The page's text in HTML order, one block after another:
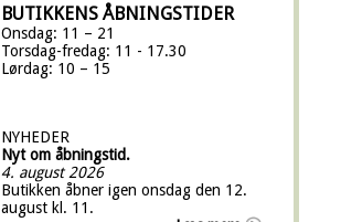
BUTIKKENS ÅBNINGSTIDER
Onsdag: 11 – 21
Torsdag-fredag: 11 - 17.30
Lørdag: 10 – 15
NYHEDER
Nyt om åbningstid.
4. august 2026
Butikken åbner igen onsdag den 12.
august kl. 11.